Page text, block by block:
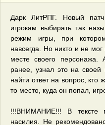
Дарк ЛитРПГ. Новый
игрокам выбирать так
режим игры, при
навсегда. Но никто и не мог
месте своего персонажа.
ранее, узнал это на
найти ответ на вопрос, кто
то место, куда он попал,
!!!ВНИМАНИЕ!!! В тексте
насилия. Не